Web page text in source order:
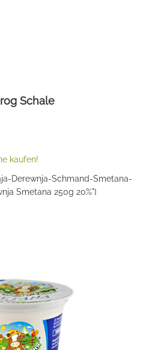
Schale
kaufen!
Derewnja-Schmand-Smetana-
Smetana 250g 20%"}